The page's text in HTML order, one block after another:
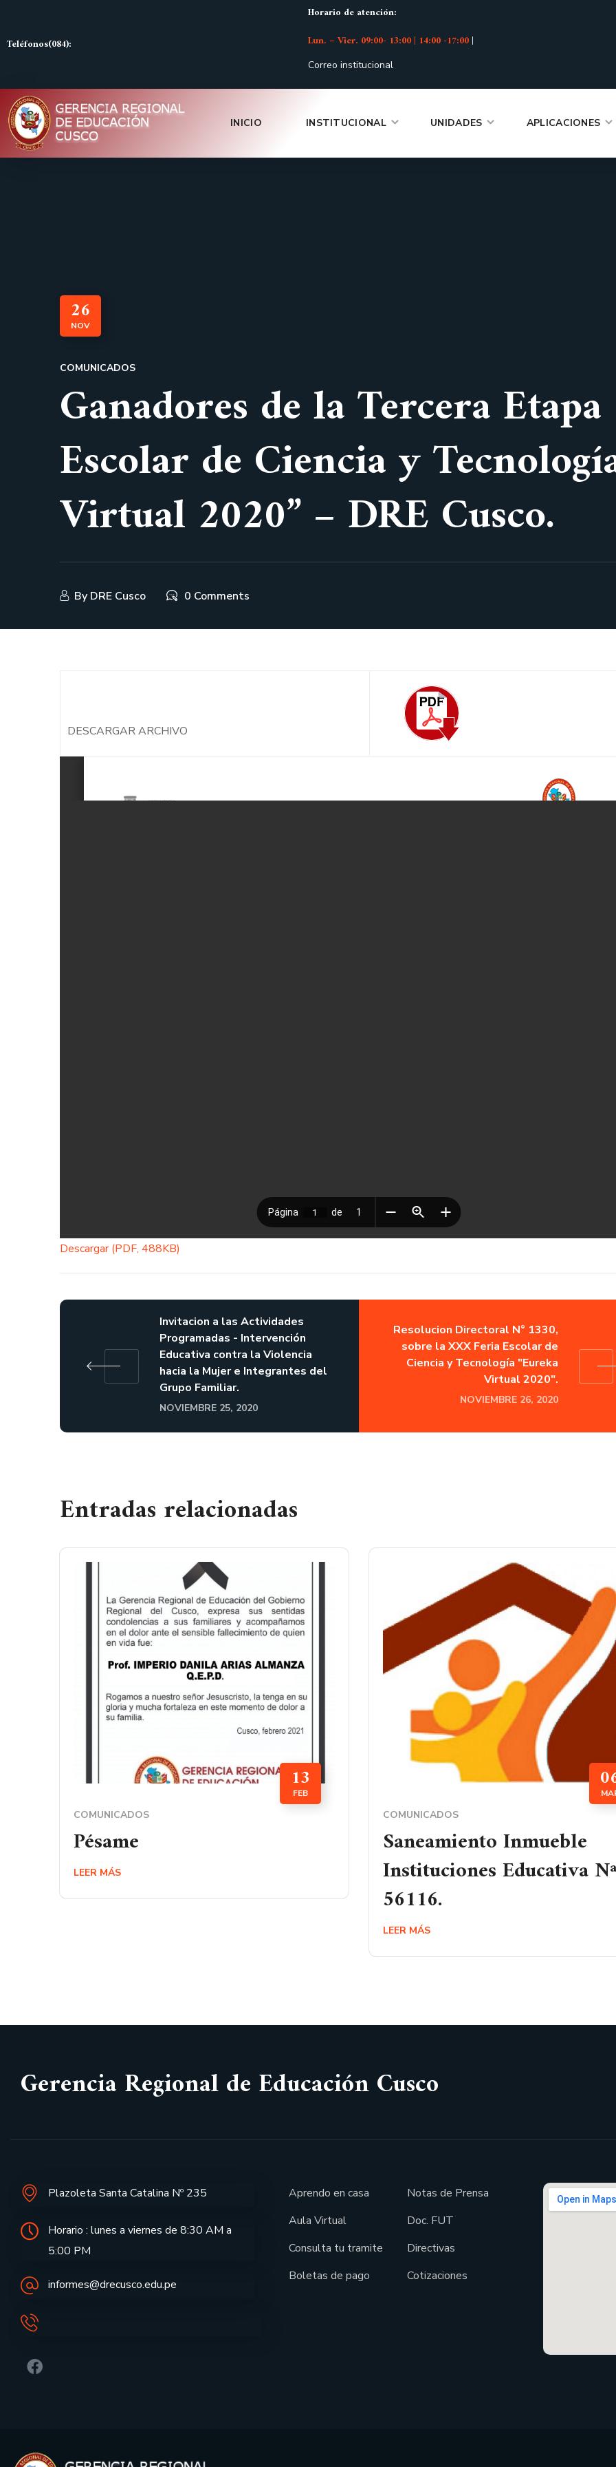
Teléfonos(084):
Horario de atención:
Lun. – Vier. 09:00- 13:00 | 14:00 -17:00|
Correo institucional
INICIO INSTITUCIONAL UNIDADES APLICACIONES
26
NOV
COMUNICADOS
Ganadores de la Tercera
Escolar de Ciencia y
Virtual 2020” – DRE Cusco.
By DRE Cusco 0 Comments
DESCARGAR ARCHIVO
Descargar (PDF, 488KB)
Invitacion a las Actividades
Programadas - Intervención
Educativa contra la Violencia
hacia la Mujer e Integrantes del
Grupo Familiar.
NOVIEMBRE 25, 2020
Resolucion Directoral N° 1330,
sobre la XXX Feria Escolar de
Ciencia y Tecnología "Eureka
Virtual 2020".
NOVIEMBRE 26, 2020
Entradas relacionadas
13
FEB
COMUNICADOS
Pésame
LEER MÁS
COMUNICADOS
Saneamiento Inmueble
Instituciones Educativa
56116.
LEER MÁS
Gerencia Regional de Educación Cusco
Plazoleta Santa Catalina Nº 235
Horario : lunes a viernes de 8:30 AM a
5:00 PM
informes@drecusco.edu.pe
Aprendo en casa
Aula Virtual
Consulta tu tramite
Boletas de pago
Notas de Prensa
Doc. FUT
Directivas
Cotizaciones